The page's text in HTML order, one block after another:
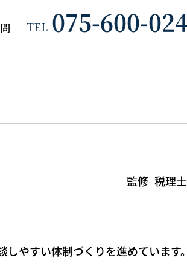
TEL 075-600-
監修 税理
やすい体制づくりを進めています。